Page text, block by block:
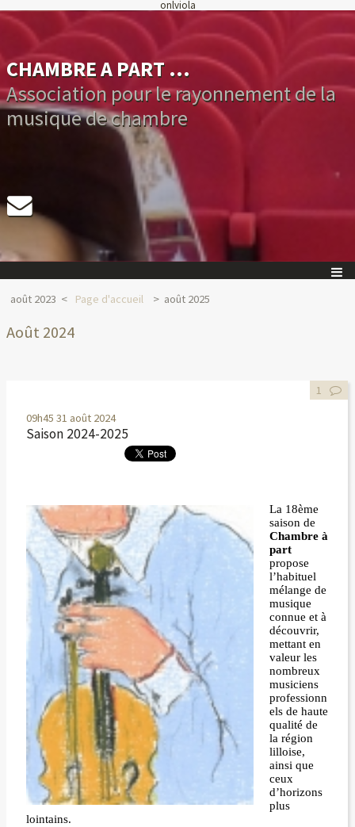
onlviola
CHAMBRE A PART ...
Association pour le rayonnement de la
musique de chambre
août 2023 Page d'accueil août 2025
Août 2024
09h45 31 août 2024
Saison 2024-2025
La 18ème
saison de
Chambre à
part
propose
l’habituel
mélange de
musique
connue et à
découvrir,
mettant en
valeur les
nombreux
musiciens
professionn
els de haute
qualité de
la région
lilloise,
ainsi que
ceux
d’horizons
plus
lointains.
1